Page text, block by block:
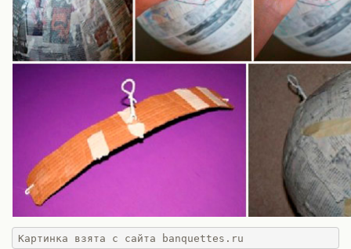
Картинка взята с сайта banquettes.ru